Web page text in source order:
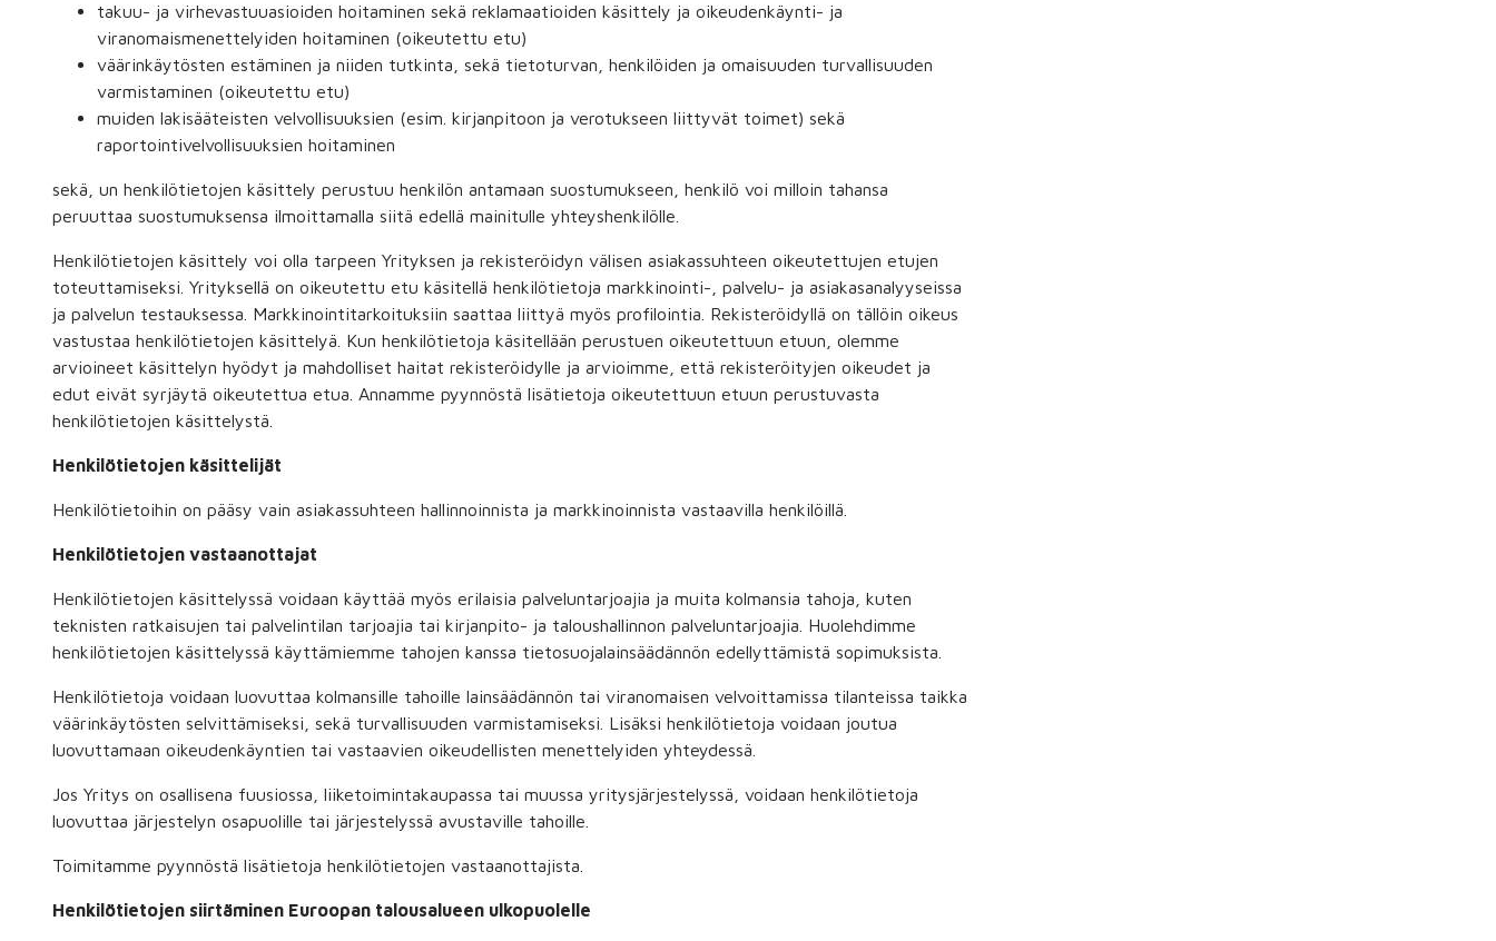
takuu- ja virhevastuuasioiden hoitaminen sekä reklamaatioiden käsittely ja oikeudenkäynti- ja
viranomaismenettelyiden hoitaminen (oikeutettu etu)
väärinkäytösten estäminen ja niiden tutkinta, sekä tietoturvan, henkilöiden ja omaisuuden turvallisuuden
varmistaminen (oikeutettu etu)
muiden lakisääteisten velvollisuuksien (esim. kirjanpitoon ja verotukseen liittyvät toimet) sekä
raportointivelvollisuuksien hoitaminen
sekä, un henkilötietojen käsittely perustuu henkilön antamaan suostumukseen, henkilö voi milloin tahansa
peruuttaa suostumuksensa ilmoittamalla siitä edellä mainitulle yhteyshenkilölle.
Henkilötietojen käsittely voi olla tarpeen Yrityksen ja rekisteröidyn välisen asiakassuhteen oikeutettujen etujen
toteuttamiseksi. Yrityksellä on oikeutettu etu käsitellä henkilötietoja markkinointi-, palvelu- ja asiakasanalyyseissa
ja palvelun testauksessa. Markkinointitarkoituksiin saattaa liittyä myös profilointia. Rekisteröidyllä on tällöin oikeus
vastustaa henkilötietojen käsittelyä. Kun henkilötietoja käsitellään perustuen oikeutettuun etuun, olemme
arvioineet käsittelyn hyödyt ja mahdolliset haitat rekisteröidylle ja arvioimme, että rekisteröityjen oikeudet ja
edut eivät syrjäytä oikeutettua etua. Annamme pyynnöstä lisätietoja oikeutettuun etuun perustuvasta
henkilötietojen käsittelystä.
Henkilötietojen käsittelijät
Henkilötietoihin on pääsy vain asiakassuhteen hallinnoinnista ja markkinoinnista vastaavilla henkilöillä.
Henkilötietojen vastaanottajat
Henkilötietojen käsittelyssä voidaan käyttää myös erilaisia palveluntarjoajia ja muita kolmansia tahoja, kuten
teknisten ratkaisujen tai palvelintilan tarjoajia tai kirjanpito- ja taloushallinnon palveluntarjoajia. Huolehdimme
henkilötietojen käsittelyssä käyttämiemme tahojen kanssa tietosuojalainsäädännön edellyttämistä sopimuksista.
Henkilötietoja voidaan luovuttaa kolmansille tahoille lainsäädännön tai viranomaisen velvoittamissa tilanteissa taikka
väärinkäytösten selvittämiseksi, sekä turvallisuuden varmistamiseksi. Lisäksi henkilötietoja voidaan joutua
luovuttamaan oikeudenkäyntien tai vastaavien oikeudellisten menettelyiden yhteydessä.
Jos Yritys on osallisena fuusiossa, liiketoimintakaupassa tai muussa yritysjärjestelyssä, voidaan henkilötietoja
luovuttaa järjestelyn osapuolille tai järjestelyssä avustaville tahoille.
Toimitamme pyynnöstä lisätietoja henkilötietojen vastaanottajista.
Henkilötietojen siirtäminen Euroopan talousalueen ulkopuolelle